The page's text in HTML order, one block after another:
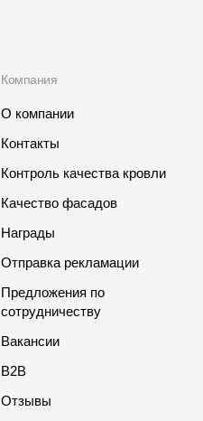
Компания
О компании
Контакты
Контроль качества кровли
Качество фасадов
Награды
Отправка рекламации
Предложения по
сотрудничеству
Вакансии
B2B
Отзывы